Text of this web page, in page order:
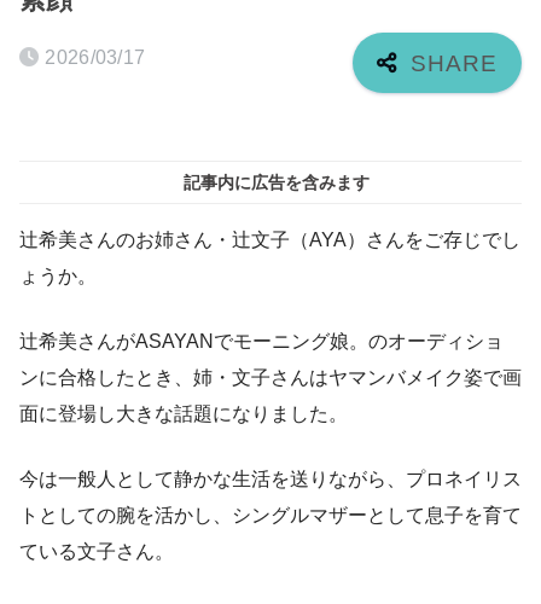
2026/03/17
記事内に広告を含みます
辻希美さんのお姉さん・辻文子（AYA）さんをご存じでし
ょうか。
辻希美さんがASAYANでモーニング娘。のオーディショ
ンに合格したとき、姉・文子さんはヤマンバメイク姿で画
面に登場し大きな話題になりました。
今は一般人として静かな生活を送りながら、プロネイリス
トとしての腕を活かし、シングルマザーとして息子を育て
ている文子さん。